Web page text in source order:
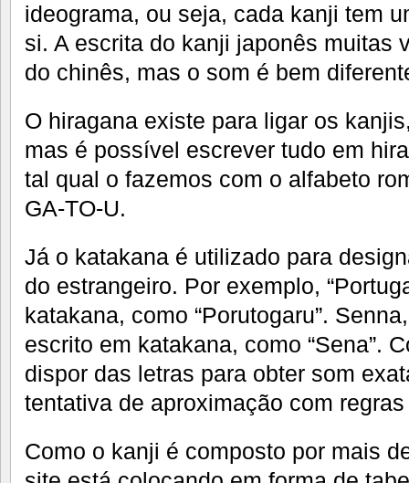
ideograma, ou seja, cada kanji tem
si. A escrita do kanji japonês muitas
do chinês, mas o som é bem
O hiragana existe para ligar os
mas é possível escrever tudo em
tal qual o fazemos com o alfabeto
GA-TO-U.
Já o katakana é utilizado para
do estrangeiro. Por exemplo,
katakana, como “Porutogaru”.
escrito em katakana, como “Sena”.
dispor das letras para obter som
tentativa de aproximação com
Como o kanji é composto por mais